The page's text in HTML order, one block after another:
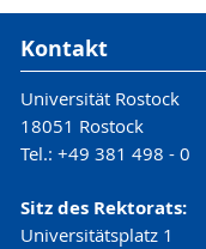
Kontakt
Universität Rostock
18051 Rostock
Tel.: +49 381 498 - 0
Sitz des Rektorats:
Universitätsplatz 1